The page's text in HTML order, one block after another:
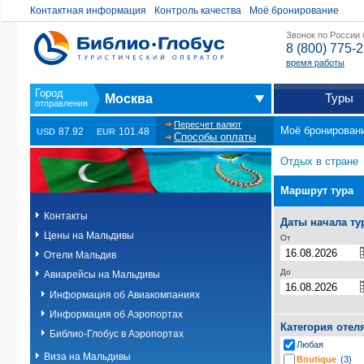
Контактная информация Контроль качества Моё бронирование
Звонок по России
8 (800) 775-
время работы
Москва Туры
USD 87.92 EUR 101.48
Пересчет валют
Способы оплаты
Моё
Контакты
Цены на Мальдивы
Отели Мальдив
Авиарейсы на Мальдивы
Информация об Авиакомпаниях
Информация об Аэропортах
Библио-Глобус в Аэропортах
Виза на Мальдивы
Отдых в стране
Маршрут тура
Даты начала
От
До
Категория
Любая
Boutique (3)